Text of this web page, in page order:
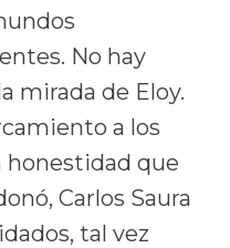
No hay
mirada de Eloy.
a los
honestidad que
Carlos Saura
tal vez